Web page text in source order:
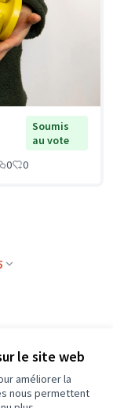
le site web
améliorer la
nous permettent
Soumis
au vote
0 0